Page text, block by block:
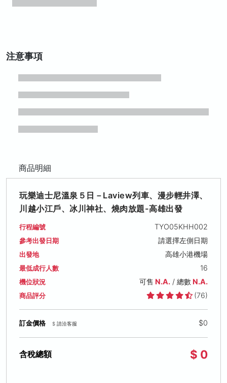
注意事項
商品明細
玩樂迪士尼溫泉５日－Laview列車、漫步輕井澤、
川越小江戶、冰川神社、燒肉放題-高雄出發
行程編號 TYO05KHH002
參考出發日期 請選擇左側日期
出發地 高雄小港機場
最低成行人數 16
機位狀況 可售 N.A./ 總數N.A.
商品評分 (76)
訂金價格 $ 請洽客服 $0
含稅總額 $ 0